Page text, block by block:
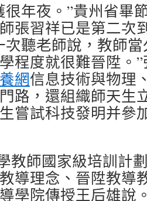
很年夜。”貴州省畢
張習祥已是第二次
次聽老師說，教師
程度就很難晉陞。
網信息技術與物理
路，還組織師天生
嘗試科技發明并參
教師國家級培訓計
導理念、晉陞教導
學院傳授王后雄說